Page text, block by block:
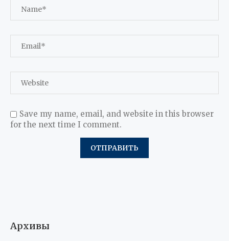
Save my name, email, and website in this browser
for the next time I comment.
Архивы